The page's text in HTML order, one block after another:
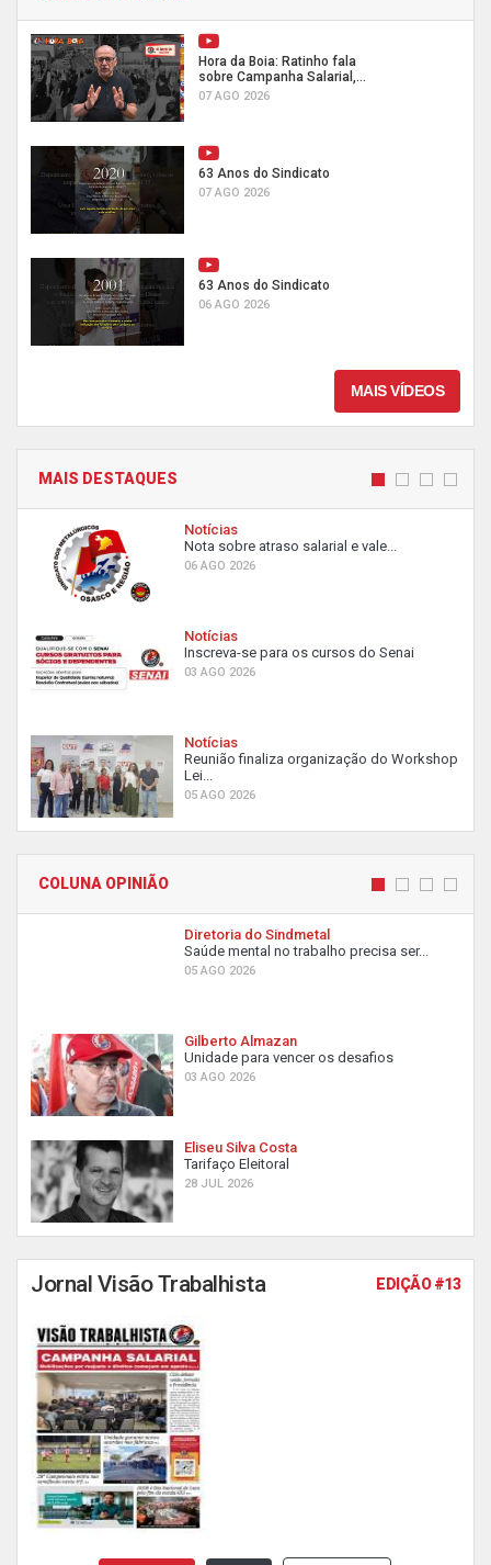
Hora da Boia: Ratinho fala
sobre Campanha Salarial,...
07 AGO 2026
63 Anos do Sindicato
07 AGO 2026
63 Anos do Sindicato
06 AGO 2026
MAIS VÍDEOS
MAIS DESTAQUES
Notícias
Nota sobre atraso salarial e vale...
06 AGO 2026
Notícias
Inscreva-se para os cursos do Senai
03 AGO 2026
Notícias
Reunião finaliza organização do Workshop
Lei...
05 AGO 2026
COLUNA OPINIÃO
Diretoria do Sindmetal
Saúde mental no trabalho precisa ser...
05 AGO 2026
Gilberto Almazan
Unidade para vencer os desafios
03 AGO 2026
Eliseu Silva Costa
Tarifaço Eleitoral
28 JUL 2026
Jornal Visão Trabalhista EDIÇÃO #13